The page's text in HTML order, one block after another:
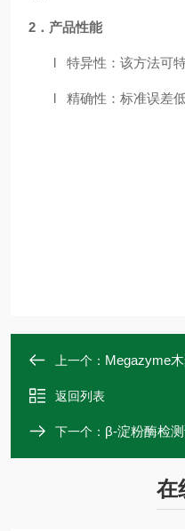
2．产品性能
l 特异性：该方法可
l 精确性：标准误差
上一个： Megazyme
返回列表
下一个： β-淀粉酶检
在